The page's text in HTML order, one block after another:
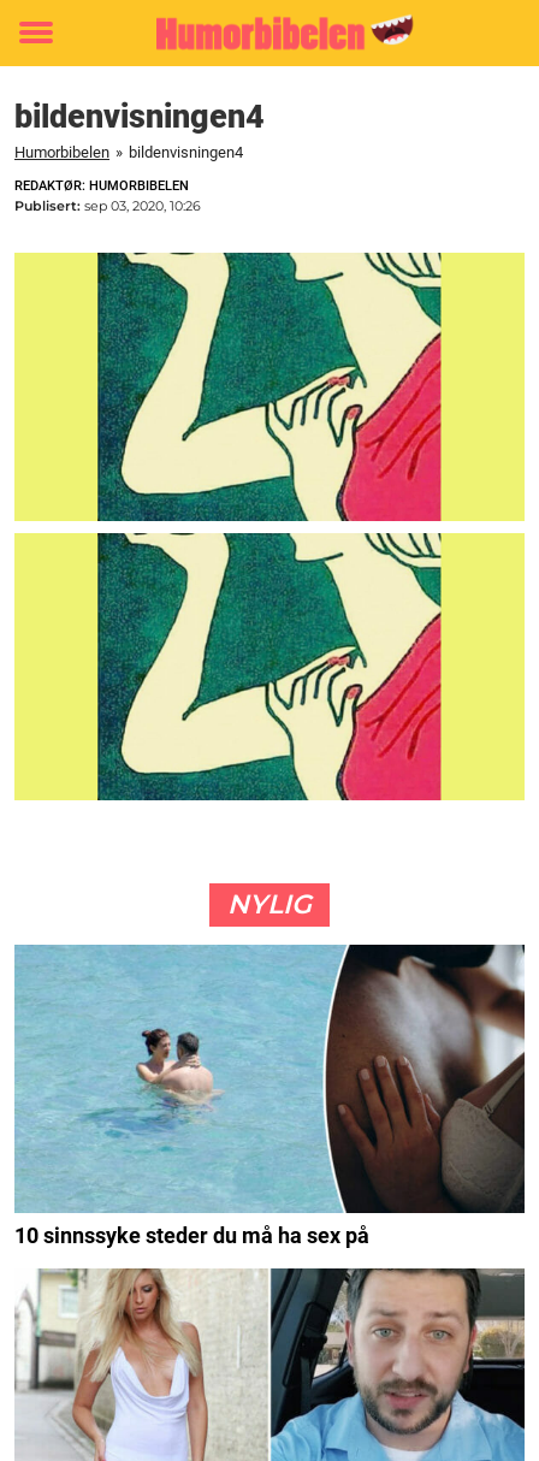
Toggle
bildenvisningen4
Humorbibelen » bildenvisningen4
REDAKTØR: HUMORBIBELEN
Publisert: sep 03, 2020, 10:26
NYLIG
10 sinnssyke steder du må ha sex på